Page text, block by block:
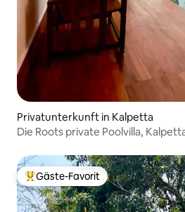
Privatunterkunft in Kalpetta
Die Roots private Poolvilla,
Beliebter Gäste-Favorit.
Gäste-Favorit